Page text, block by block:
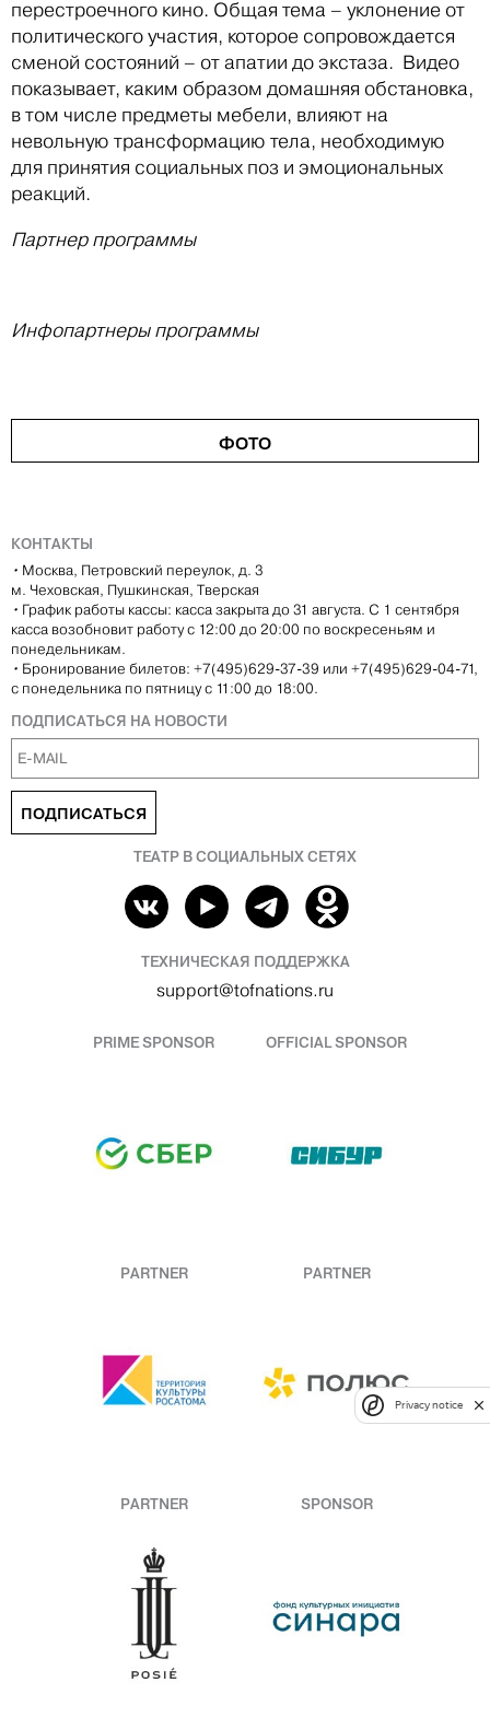
перестроечного кино. Общая тема – уклонение от
политического участия, которое сопровождается
сменой состояний – от апатии до экстаза. Видео
показывает, каким образом домашняя обстановка,
в том числе предметы мебели, влияют на
невольную трансформацию тела, необходимую
для принятия социальных поз и эмоциональных
реакций.
Партнер программы
Инфопартнеры программы
ФОТО
КОНТАКТЫ
• Москва, Петровский переулок, д. 3
м. Чеховская, Пушкинская, Тверская
• График работы кассы: касса закрыта до 31 августа. С 1 сентября
касса возобновит работу с 12:00 до 20:00 по воскресеньям и
понедельникам.
• Бронирование билетов: +7(495)629-37-39 или +7(495)629-04-71,
с понедельника по пятницу с 11:00 до 18:00.
ПОДПИСАТЬСЯ НА НОВОСТИ
ПОДПИСАТЬСЯ
ТЕАТР В СОЦИАЛЬНЫХ СЕТЯХ
ТЕХНИЧЕСКАЯ ПОДДЕРЖКА
support@tofnations.ru
PRIME SPONSOR OFFICIAL SPONSOR
PARTNER PARTNER
PARTNER SPONSOR
Privacy notice